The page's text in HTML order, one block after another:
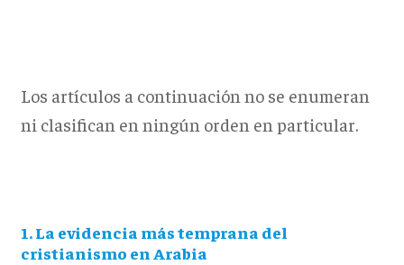
Los artículos a continuación no se enumeran
ni clasifican en ningún orden en particular.
1. La evidencia más temprana del
cristianismo en Arabia